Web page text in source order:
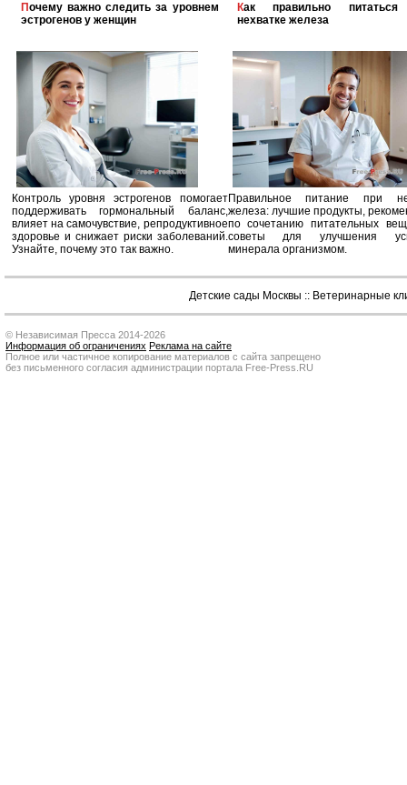
Почему важно следить за уровнем
эстрогенов у женщин
Контроль уровня эстрогенов помогает
поддерживать гормональный баланс,
влияет на самочувствие, репродуктивное
здоровье и снижает риски заболеваний.
Узнайте, почему это так важно.
Как правильно питаться при
нехватке железа
Правильное питание при
железа: лучшие продукты,
по сочетанию питательных
советы для улучшения
минерала организмом.
Детские сады Москвы :: Ветеринарные
© Независимая Пресса 2014-2026
Информация об ограничениях Реклама на сайте
Полное или частичное копирование материалов с сайта запрещено
без письменного согласия администрации портала Free-Press.RU